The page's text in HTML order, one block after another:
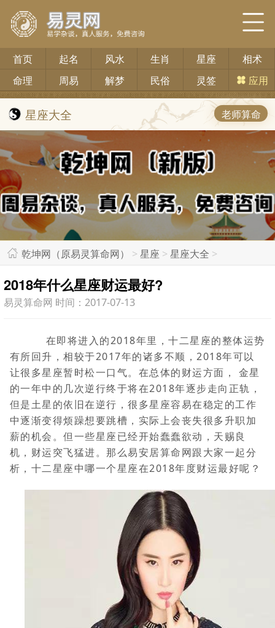
首页 起名 风水 生肖 星座
相术
命理
周易 解梦 民俗 灵签 应用
星座大全 老师算命
乾坤网（原易灵算命网） >星座 >星座大全 >
2018年什么星座财运最好?
易灵算命网 时间：2017-07-13
在即将进入的2018年里，十二星座的整体运势
有所回升，相较于2017年的诸多不顺，2018年可以
让很多星座暂时松一口气。在总体的财运方面， 金星
的一年中的几次逆行终于将在2018年逐步走向正轨，
但是土星的依旧在逆行，很多星座容易在稳定的工作
中逐渐变得烦躁想要跳槽，实际上会丧失很多升职加
薪的机会。但一些星座已经开始蠢蠢欲动，天赐良
机，财运突飞猛进。那么易安居算命网跟大家一起分
析，十二星座中哪一个星座在2018年度财运最好呢？